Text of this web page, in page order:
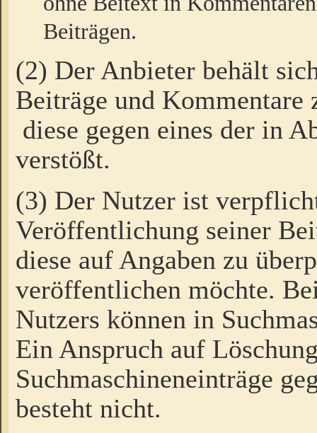
Beiträgen.
(2) Der Anbieter behält
Beiträge und Kommentare
diese gegen eines der in
verstößt.
(3) Der Nutzer ist
Veröffentlichung seiner
diese auf Angaben zu
veröffentlichen möchte.
Nutzers können in
Ein Anspruch auf
Suchmaschineneinträge
besteht nicht.